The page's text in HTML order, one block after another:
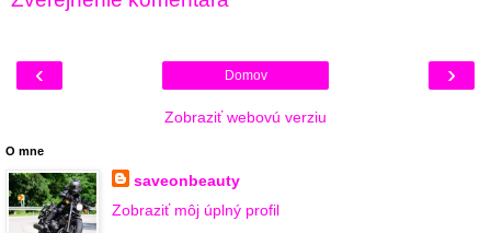
‹ ›
Domov
Zobraziť webovú verziu
O mne
saveonbeauty
Zobraziť môj úplný profil